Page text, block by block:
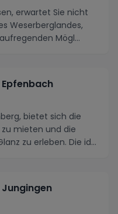
erwartet Sie nicht
Weserberglandes,
Mögl...
bietet sich die
mieten und die
zu erleben. Die id...